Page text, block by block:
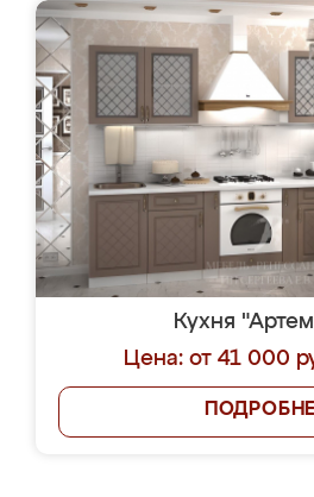
Кухня
Цена: от 41 000